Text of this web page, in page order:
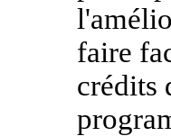
faire
crédits